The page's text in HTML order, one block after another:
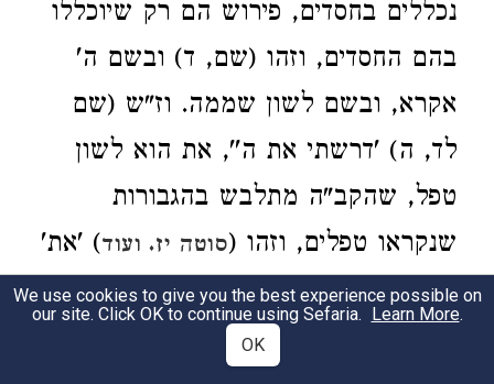
נכללים בחסדים, פירוש הם רק שיוכללו
בהם החסדים, וזהו (שם, ד) ובשם ה'
אקרא, ובשם לשון שממה. וז"ש (שם
לד, ה) 'דרשתי את ה'', את הוא לשון
טפל, שהקב"ה מתלבש בהגבורות
שנקראו טפלים, וזהו (סוטה יז. ועוד) 'את'
לרבות, הוא הטפל, כי למה היה צריך
להטפל הוא הריבוי, הוא כדי 'ה' וענני',
We use cookies to give you the best experience possible on
our site. Click OK to continue using Sefaria. Learn More.
OK